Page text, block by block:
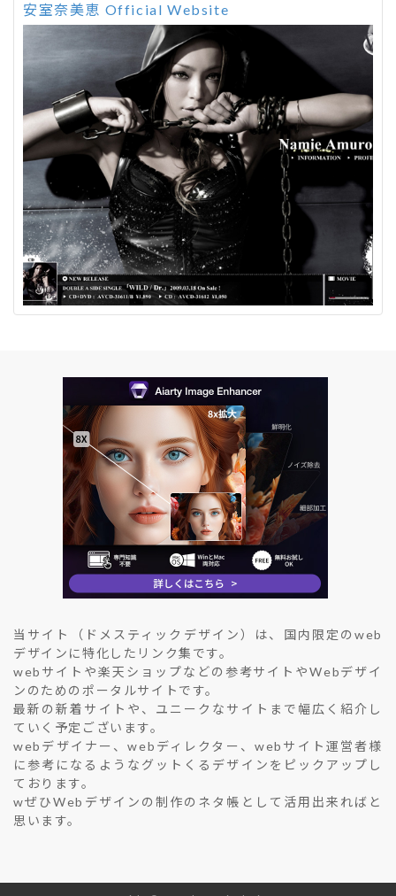
安室奈美恵 Official Website
当サイト（ドメスティックデザイン）は、国内限定のweb
デザインに特化したリンク集です。
webサイトや楽天ショップなどの参考サイトやWebデザイ
ンのためのポータルサイトです。
最新の新着サイトや、ユニークなサイトまで幅広く紹介し
ていく予定ございます。
webデザイナー、webディレクター、webサイト運営者様
に参考になるようなグットくるデザインをピックアップし
ております。
wぜひWebデザインの制作のネタ帳として活用出来ればと
思います。